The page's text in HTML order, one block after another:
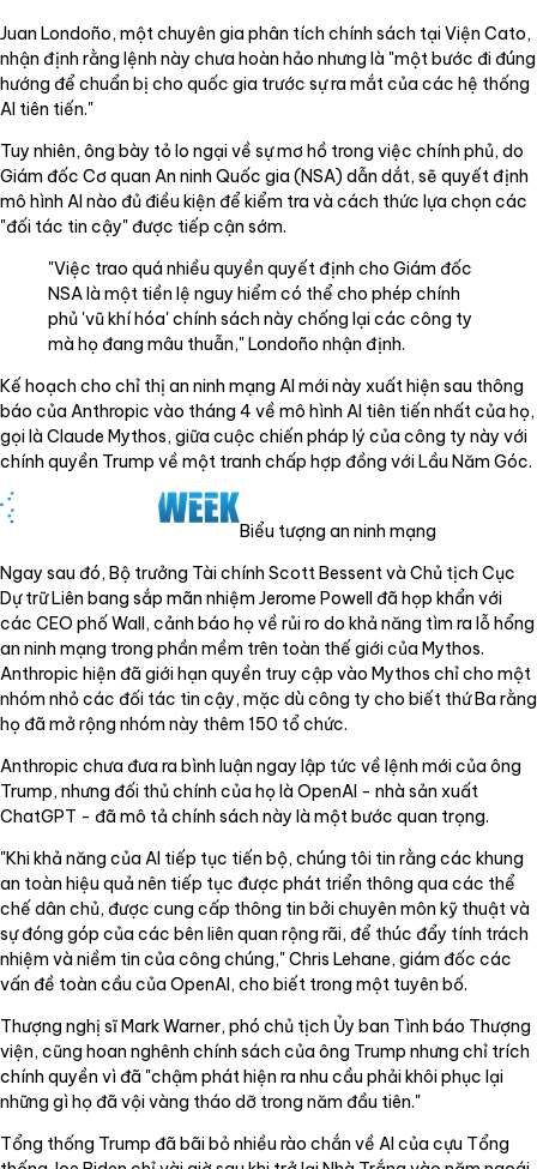
Juan Londoño, một chuyên gia phân tích chính sách tại Viện Cato,
nhận định rằng lệnh này chưa hoàn hảo nhưng là "một bước đi đúng
hướng để chuẩn bị cho quốc gia trước sự ra mắt của các hệ thống
AI tiên tiến."
Tuy nhiên, ông bày tỏ lo ngại về sự mơ hồ trong việc chính phủ, do
Giám đốc Cơ quan An ninh Quốc gia (NSA) dẫn dắt, sẽ quyết định
mô hình AI nào đủ điều kiện để kiểm tra và cách thức lựa chọn các
"đối tác tin cậy" được tiếp cận sớm.
"Việc trao quá nhiều quyền quyết định cho Giám đốc
NSA là một tiền lệ nguy hiểm có thể cho phép chính
phủ 'vũ khí hóa' chính sách này chống lại các công ty
mà họ đang mâu thuẫn," Londoño nhận định.
Kế hoạch cho chỉ thị an ninh mạng AI mới này xuất hiện sau thông
báo của Anthropic vào tháng 4 về mô hình AI tiên tiến nhất của họ,
gọi là Claude Mythos, giữa cuộc chiến pháp lý của công ty này với
chính quyền Trump về một tranh chấp hợp đồng với Lầu Năm Góc.
Biểu tượng an ninh mạng
Ngay sau đó, Bộ trưởng Tài chính Scott Bessent và Chủ tịch Cục
Dự trữ Liên bang sắp mãn nhiệm Jerome Powell đã họp khẩn với
các CEO phố Wall, cảnh báo họ về rủi ro do khả năng tìm ra lỗ hổng
an ninh mạng trong phần mềm trên toàn thế giới của Mythos.
Anthropic hiện đã giới hạn quyền truy cập vào Mythos chỉ cho một
nhóm nhỏ các đối tác tin cậy, mặc dù công ty cho biết thứ Ba rằng
họ đã mở rộng nhóm này thêm 150 tổ chức.
Anthropic chưa đưa ra bình luận ngay lập tức về lệnh mới của ông
Trump, nhưng đối thủ chính của họ là OpenAI - nhà sản xuất
ChatGPT - đã mô tả chính sách này là một bước quan trọng.
"Khi khả năng của AI tiếp tục tiến bộ, chúng tôi tin rằng các khung
an toàn hiệu quả nên tiếp tục được phát triển thông qua các thể
chế dân chủ, được cung cấp thông tin bởi chuyên môn kỹ thuật và
sự đóng góp của các bên liên quan rộng rãi, để thúc đẩy tính trách
nhiệm và niềm tin của công chúng," Chris Lehane, giám đốc các
vấn đề toàn cầu của OpenAI, cho biết trong một tuyên bố.
Thượng nghị sĩ Mark Warner, phó chủ tịch Ủy ban Tình báo Thượng
viện, cũng hoan nghênh chính sách của ông Trump nhưng chỉ trích
chính quyền vì đã "chậm phát hiện ra nhu cầu phải khôi phục lại
những gì họ đã vội vàng tháo dỡ trong năm đầu tiên."
Tổng thống Trump đã bãi bỏ nhiều rào chắn về AI của cựu Tổng